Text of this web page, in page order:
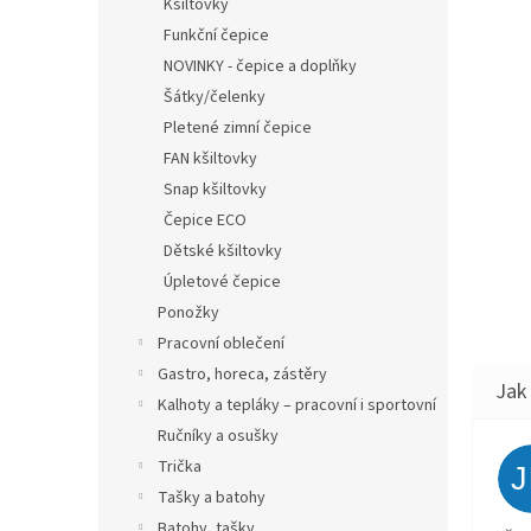
Kšiltovky
Funkční čepice
NOVINKY - čepice a doplňky
Šátky/čelenky
Pletené zimní čepice
FAN kšiltovky
Snap kšiltovky
Čepice ECO
Dětské kšiltovky
Úpletové čepice
Ponožky
Pracovní oblečení
Gastro, horeca, zástěry
Kalhoty a tepláky – pracovní i sportovní
Ručníky a osušky
Trička
Tašky a batohy